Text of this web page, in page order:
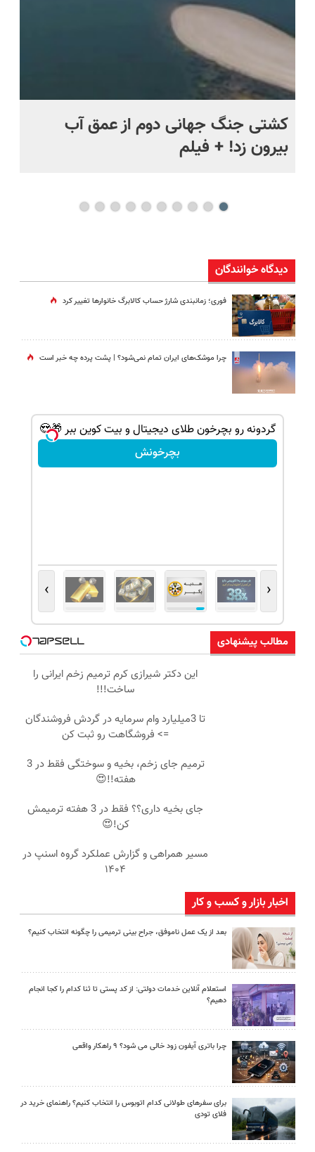
کشتی‌ جنگ جهانی دوم از عمق آب
بیرون زد! + فیلم
دیدگاه خوانندگان
فوری؛ زمانبندی‌ شارژ حساب کالابرگ خانوارها تغییر کرد
چرا موشک‌های ایران تمام نمی‌شود؟ | پشت پرده چه خبر است
گردونه رو بچرخون طلای دیجیتال و بیت کوین ببر 🎁😍
بچرخونش
‹
›
مطالب پیشنهادی
این دکتر شیرازی کرم ترمیم زخم ایرانی را
ساخت!!!
تا 3میلیارد وام سرمایه در گردش فروشندگان
=> فروشگاهت رو ثبت کن
ترمیم جای زخم، بخیه و سوختگی فقط در 3
هفته!!😍
جای بخیه داری؟؟ فقط در 3 هفته ترمیمش
کن!😍
مسیر همراهی و گزارش عملکرد گروه اسنپ در
۱۴۰۴
اخبار بازار و کسب و کار
بعد از یک عمل ناموفق، جراح بینی ترمیمی را چگونه انتخاب کنیم؟
استعلام آنلاین خدمات دولتی: از کد پستی تا ثنا کدام را کجا انجام
دهیم؟
چرا باتری آیفون زود خالی می شود؟ ۹ راهکار واقعی
برای سفرهای طولانی کدام اتوبوس را انتخاب کنیم؟ راهنمای خرید در
فلای تودی